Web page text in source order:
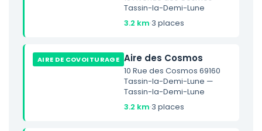
Tassin-la-Demi-Lune
3.2 km·3 places
AIRE DE COVOITURAGE Aire des Cosmos
10 Rue des Cosmos 69160
Tassin-la-Demi-Lune —
Tassin-la-Demi-Lune
3.2 km·3 places